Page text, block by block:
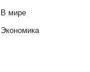
В мире
Экономика